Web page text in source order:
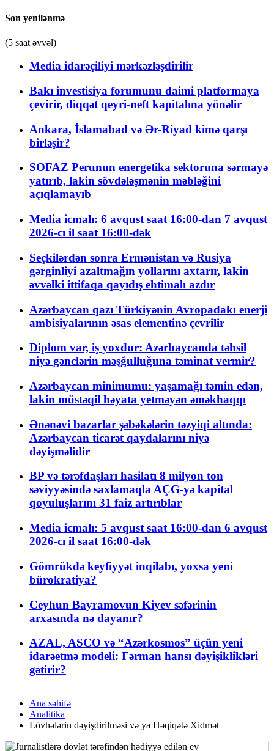
Son yenilənmə
(5 saat əvvəl)
Media idarəçiliyi mərkəzləşdirilir
Bakı investisiya forumunu daimi platformaya
çevirir, diqqət qeyri-neft kapitalına yönəlir
Ankara, İslamabad və Ər-Riyad kimə qarşı
birləşir?
SOFAZ Perunun energetika sektoruna sərmayə
yatırıb, lakin sövdələşmənin məbləğini
açıqlamayıb
Media icmalı: 6 avqust saat 16:00-dan 7 avqust
2026-cı il saat 16:00-dək
Seçkilərdən sonra Ermənistan və Rusiya
gərginliyi azaltmağın yollarını axtarır, lakin
əvvəlki ittifaqa qayıdış ehtimalı azdır
Azərbaycan qazı Türkiyənin Avropadakı enerji
ambisiyalarının əsas elementinə çevrilir
Diplom var, iş yoxdur: Azərbaycanda təhsil
niyə gənclərin məşğulluğuna təminat vermir?
Azərbaycan minimumu: yaşamağı təmin edən,
lakin müstəqil həyata yetməyən əməkhaqqı
Ənənəvi bazarlar şəbəkələrin təzyiqi altında:
Azərbaycan ticarət qaydalarını niyə
dəyişməlidir
BP və tərəfdaşları hasilatı 8 milyon ton
səviyyəsində saxlamaqla AÇG-yə kapital
qoyuluşlarını 31 faiz artırıblar
Media icmalı: 5 avqust saat 16:00-dan 6 avqust
2026-cı il saat 16:00-dək
Gömrükdə keyfiyyət inqilabı, yoxsa yeni
bürokratiya?
Ceyhun Bayramovun Kiyev səfərinin
arxasında nə dayanır?
AZAL, ASCO və “Azərkosmos” üçün yeni
idarəetmə modeli: Fərman hansı dəyişiklikləri
gətirir?
Ana səhifə
Analitika
Lövhələrin dəyişdirilməsi və ya Həqiqətə Xidmət